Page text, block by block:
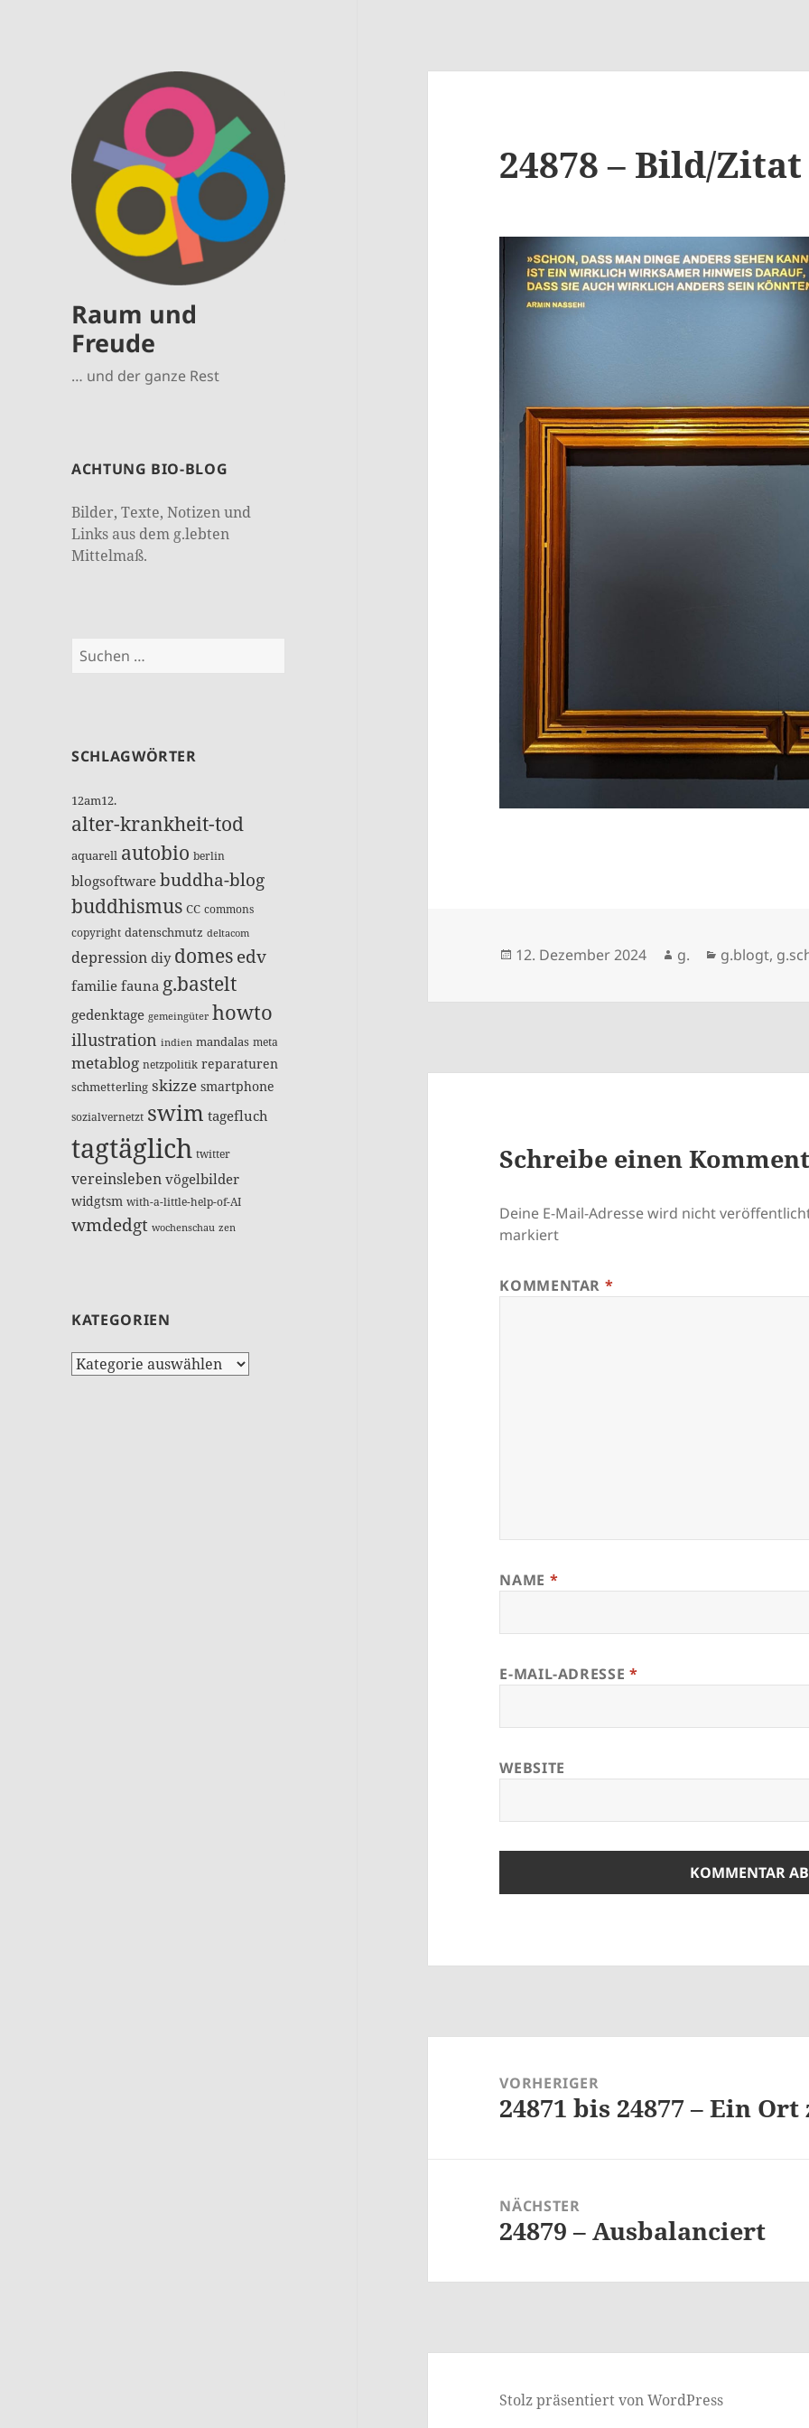
Raum und
Freude
… und der ganze Rest
ACHTUNG BIO-BLOG
Bilder, Texte, Notizen und
Links aus dem g.lebten
Mittelmaß.
Suchen
SCHLAGWÖRTER
12am12.
alter-krankheit-tod
aquarell autobio berlin
blogsoftware buddha-blog
buddhismus CC commons
copyright datenschmutz deltacom
depression diy domesedv
familie fauna g.bastelt
gedenktage gemeingüter howto
illustration indien mandalas meta
metablog netzpolitik reparaturen
schmetterling skizze smartphone
sozialvernetzt swim tagefluch
tagtäglich twitter
vereinsleben vögelbilder
widgtsm with-a-little-help-of-AI
wmdedgt wochenschau zen
KATEGORIEN
Kategorien
24878 – Bild/Zitat
Veröffentlicht
12. Dezember 2024 Autor
g. Kategorien
g.blogt,
Schreibe einen
Deine E-Mail-Adresse wird nicht
markiert
KOMMENTAR *
NAME *
E-MAIL-ADRESSE *
WEBSITE
VORHERIGER
Vorheriger
24871 bis 24877 – Ein
NÄCHSTER
Nächster
24879 – Ausbalanciert
Stolz präsentiert von WordPress